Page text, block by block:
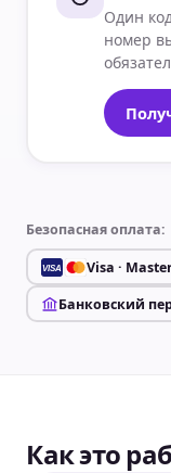
Один
номер
Безопасная оплата:
VISA Visa ·
Банковский
Как это